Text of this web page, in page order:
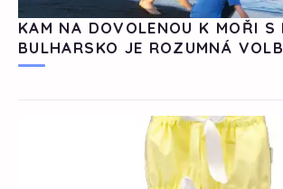
KAM NA DOVOLENOU K MOŘI S
BULHARSKO JE ROZUMNÁ